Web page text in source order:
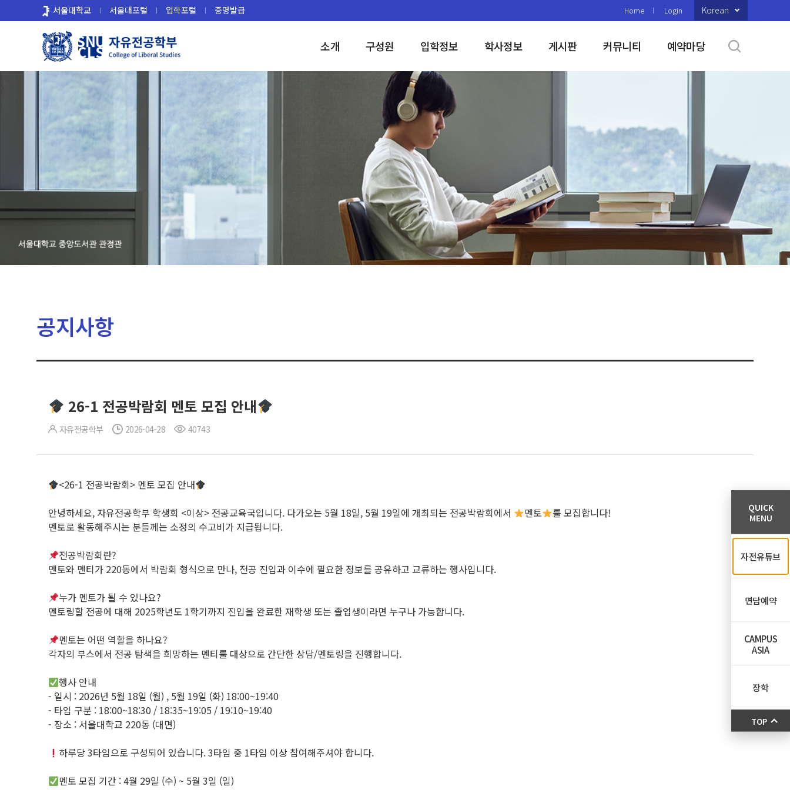
로
서울대학교 서울대포털 입학포털 증명발급 Home Login Korean
소개 구성원 입학정보 학사정보 게시판 커뮤니티 예약마당
공지사항
26-1 전공박람회 멘토 모집 안내
자유전공학부 2026-04-28 40743
<26-1 전공박람회> 멘토 모집 안내
안녕하세요, 자유전공학부 학생회 <이상> 전공교육국입니다. 다가오는 5월 18일, 5월 19일에 개최되는 전공박람회에서
멘토
를 모집합니다!
멘토로 활동해주시는 분들께는 소정의 수고비가 지급됩니다.
전공박람회란?
멘토와 멘티가 220동에서 박람회 형식으로 만나, 전공 진입과 이수에 필요한 정보를 공유하고 교류하는 행사입니다.
누가 멘토가 될 수 있나요?
멘토링할 전공에 대해 2025학년도 1학기까지 진입을 완료한 재학생 또는 졸업생이라면 누구나 가능합니다.
멘토는 어떤 역할을 하나요?
각자의 부스에서 전공 탐색을 희망하는 멘티를 대상으로 간단한 상담/멘토링을 진행합니다.
행사 안내
- 일시 : 2026년 5월 18일 (월) , 5월 19일 (화) 18:00~19:40
- 타임 구분 : 18:00~18:30 / 18:35~19:05 / 19:10~19:40
- 장소 : 서울대학교 220동 (대면)
하루당 3타임으로 구성되어 있습니다. 3타임 중 1타임 이상 참여해주셔야 합니다.
멘토 모집 기간 : 4월 29일 (수) ~ 5월 3일 (일)
QUICK
MENU
자전유튜브
면담예약
CAMPUS
ASIA
장학
TOP